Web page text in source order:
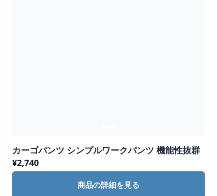
カーゴパンツ シンプルワークパンツ 機能性抜群
¥2,740
商品の詳細を見る